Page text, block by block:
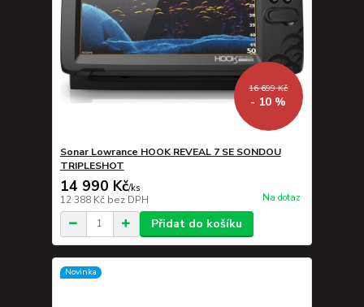
16 699 Kč
- 10 %
Sonar Lowrance HOOK REVEAL 7 SE SONDOU
TRIPLESHOT
14 990 Kč/ks
12 388 Kč bez DPH Na dotaz
Přidat do košíku
Novinka